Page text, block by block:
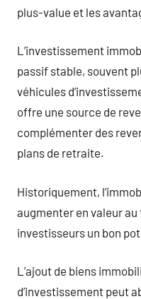
plus-value et les
L’investissement
passif stable, souvent
véhicules
offre une source de
complémenter des
plans de retraite.
Historiquement,
augmenter en valeur
investisseurs un bon
L’ajout de biens
d’investissement peut